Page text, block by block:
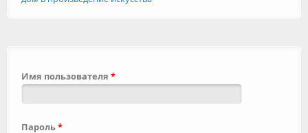
Имя пользователя *
Пароль*